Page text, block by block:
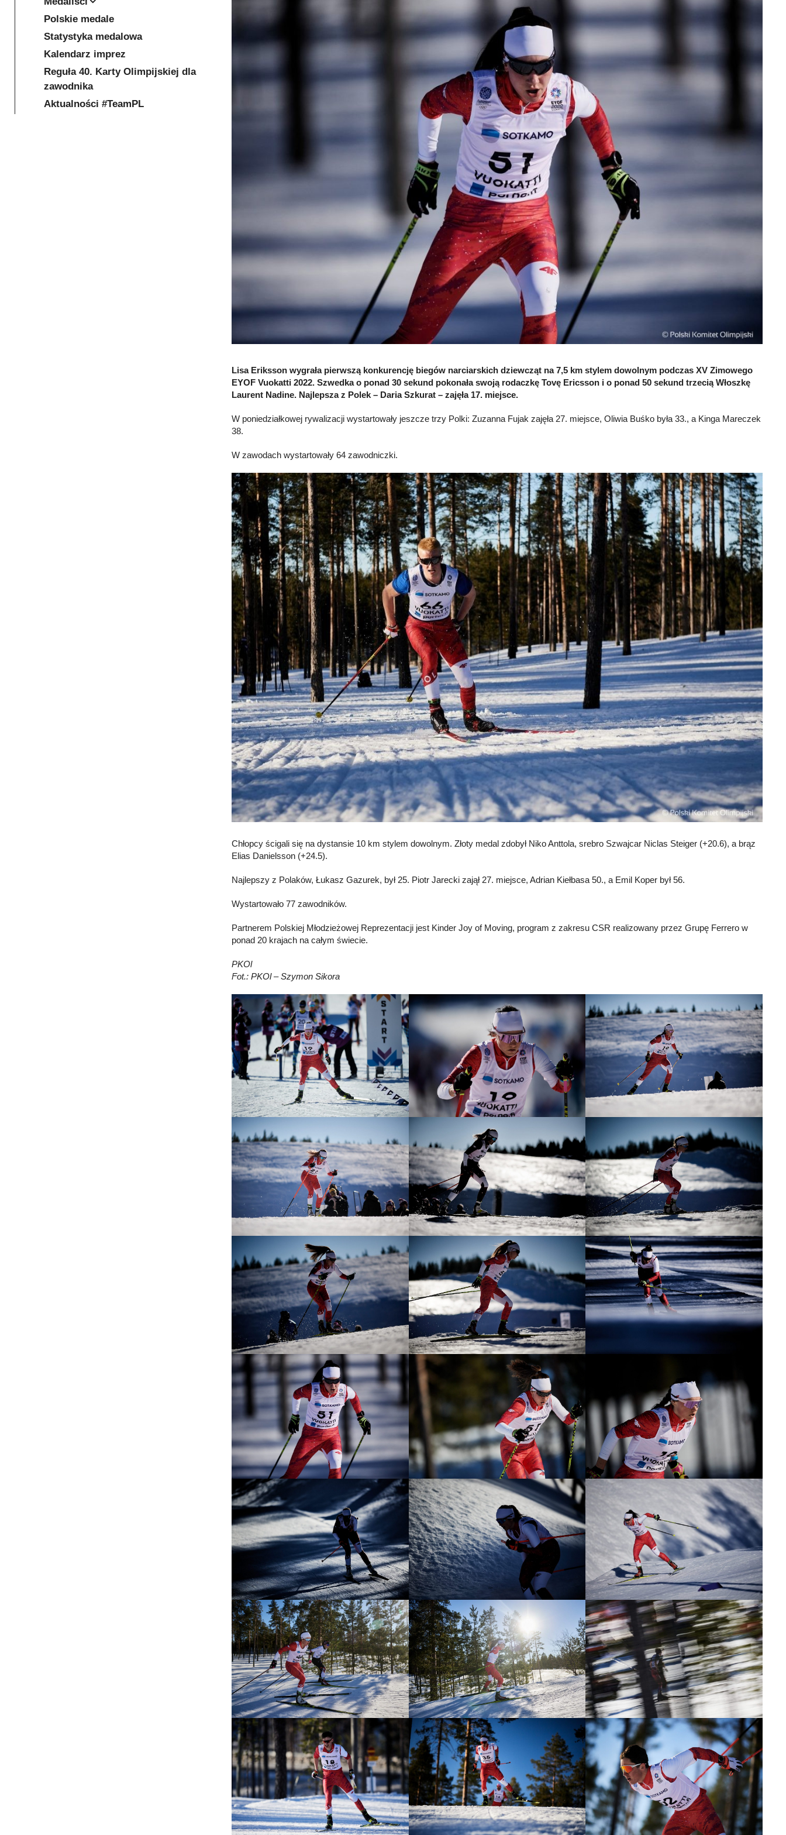
Lisa Eriksson wygrała pierwszą konkurencję biegów narciarskich dziewcząt na 7,5 km stylem dowolnym podczas XV Zimowego
EYOF Vuokatti 2022. Szwedka o ponad 30 sekund pokonała swoją rodaczkę Tovę Ericsson i o ponad 50 sekund trzecią Włoszkę
Laurent Nadine. Najlepsza z Polek – Daria Szkurat – zajęła 17. miejsce.
W poniedziałkowej rywalizacji wystartowały jeszcze trzy Polki: Zuzanna Fujak zajęła 27. miejsce, Oliwia Buśko była 33., a Kinga Mareczek
38.
W zawodach wystartowały 64 zawodniczki.
Chłopcy ścigali się na dystansie 10 km stylem dowolnym. Złoty medal zdobył Niko Anttola, srebro Szwajcar Niclas Steiger (+20.6), a brąz
Elias Danielsson (+24.5).
Najlepszy z Polaków, Łukasz Gazurek, był 25. Piotr Jarecki zajął 27. miejsce, Adrian Kiełbasa 50., a Emil Koper był 56.
Wystartowało 77 zawodników.
Partnerem Polskiej Młodzieżowej Reprezentacji jest Kinder Joy of Moving, program z zakresu CSR realizowany przez Grupę Ferrero w
ponad 20 krajach na całym świecie.
PKOl
Fot.: PKOl – Szymon Sikora
Polskie medale
Statystyka medalowa
Kalendarz imprez
Reguła 40. Karty Olimpijskiej dla
zawodnika
Aktualności #TeamPL